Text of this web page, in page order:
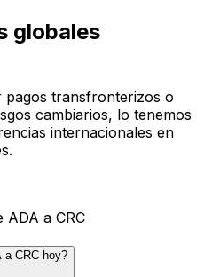
globales
pagos transfronterizos o
cambiarios, lo tenemos
internacionales en
a CRC
a CRC hoy?